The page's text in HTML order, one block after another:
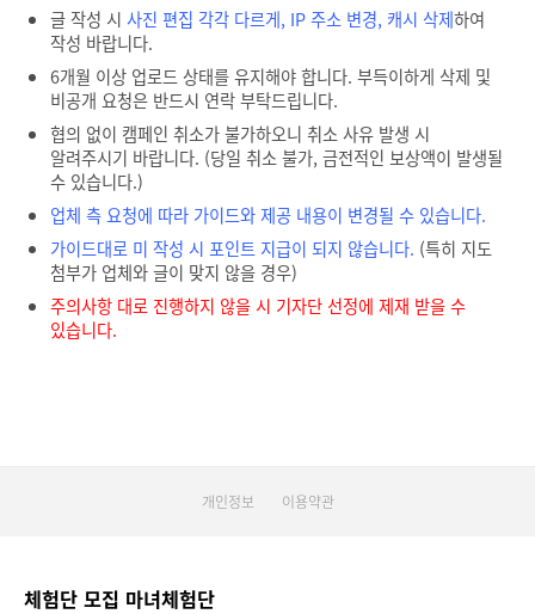
글 작성 시 사진 편집 각각 다르게, IP 주소 변경, 캐시 삭제하여
작성 바랍니다.
6개월 이상 업로드 상태를 유지해야 합니다. 부득이하게 삭제 및
비공개 요청은 반드시 연락 부탁드립니다.
협의 없이 캠페인 취소가 불가하오니 취소 사유 발생 시
알려주시기 바랍니다. (당일 취소 불가, 금전적인 보상액이 발생될
수 있습니다.)
업체 측 요청에 따라 가이드와 제공 내용이 변경될 수 있습니다.
가이드대로 미 작성 시 포인트 지급이 되지 않습니다. (특히 지도
첨부가 업체와 글이 맞지 않을 경우)
주의사항 대로 진행하지 않을 시 기자단 선정에 제재 받을 수
있습니다.
개인정보 이용약관
체험단 모집 마녀체험단